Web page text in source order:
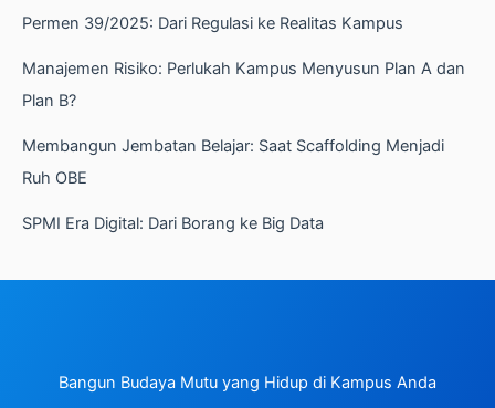
Permen 39/2025: Dari Regulasi ke Realitas Kampus
Manajemen Risiko: Perlukah Kampus Menyusun Plan A dan
Plan B?
Membangun Jembatan Belajar: Saat Scaffolding Menjadi
Ruh OBE
SPMI Era Digital: Dari Borang ke Big Data
Bangun Budaya Mutu yang Hidup di Kampus Anda